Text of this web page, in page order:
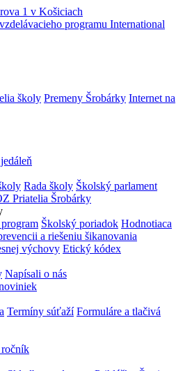
školy Premeny Šrobárky Internet na
Rada školy Školský parlament
Priatelia Šrobárky
Školský poriadok Hodnotiaca
a riešeniu šikanovania
výchovy Etický kódex
Napísali o nás
Termíny súťaží Formuláre a tlačivá
ročník